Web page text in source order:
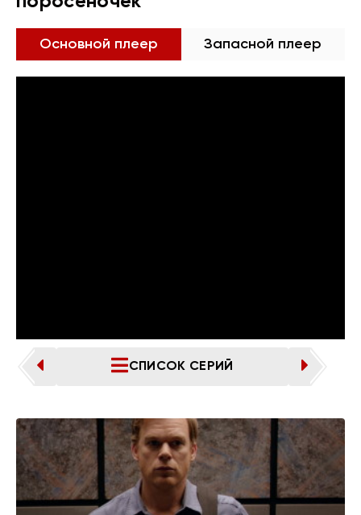
Основной плеер Запасной плеер
СПИСОК СЕРИЙ